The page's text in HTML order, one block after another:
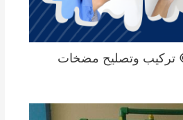
وتصليح مضخات